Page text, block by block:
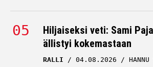
Hiljaiseksi veti: Sami
ällistyi kokemastaan
RALLI 04.08.2026